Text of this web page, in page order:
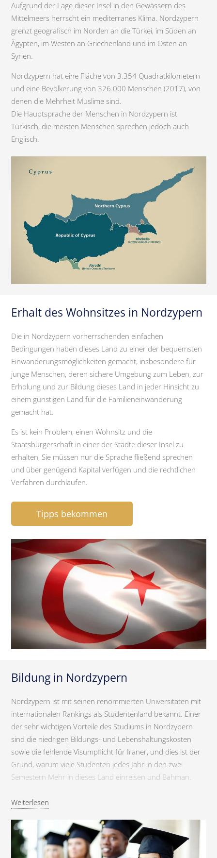
Aufgrund der Lage dieser Insel in den Gewässern des
Mittelmeers herrscht ein mediterranes Klima. Nordzypern
grenzt geografisch im Norden an die Türkei, im Süden an
Ägypten, im Westen an Griechenland und im Osten an
Syrien.
Nordzypern hat eine Fläche von 3.354 Quadratkilometern
und eine Bevölkerung von 326.000 Menschen (2017), von
denen die Mehrheit Muslime sind.
Die Hauptsprache der Menschen in Nordzypern ist
Türkisch, die meisten Menschen sprechen jedoch auch
Englisch.
Erhalt des Wohnsitzes in Nordzypern
Die in Nordzypern vorherrschenden einfachen
Bedingungen haben dieses Land zu einer der bequemsten
Einwanderungsmöglichkeiten gemacht, insbesondere für
junge Menschen, deren sichere Umgebung zum Leben, zur
Erholung und zur Bildung dieses Land in jeder Hinsicht zu
einem günstigen Land für die Familieneinwanderung
gemacht hat.
Es ist kein Problem, einen Wohnsitz und die
Staatsbürgerschaft in einer der Städte dieser Insel zu
erhalten, Sie müssen nur die Sprache fließend sprechen
und über genügend Kapital verfügen und die rechtlichen
Verfahren durchlaufen.
Tipps bekommen
Bildung in Nordzypern
Nordzypern ist mit seinen renommierten Universitäten mit
internationalen Rankings als Studentenland bekannt. Einer
der sehr wichtigen Vorteile des Studiums in Nordzypern
sind die niedrigen Bildungs- und Lebenshaltungskosten
sowie die fehlende Visumpflicht für Iraner, und dies ist der
Grund, warum viele Studenten jedes Jahr in den zwei
Semestern Mehr in dieses Land einreisen und Bahman.
Qualitativ hochwertige Bildung auf Englisch, die
internationalen Standards entspricht.
Akkreditierte internationale Bachelor- und
Graduiertenprogramme.
Bildung nach dem amerikanischen Bildungssystem.
Weiterlesen